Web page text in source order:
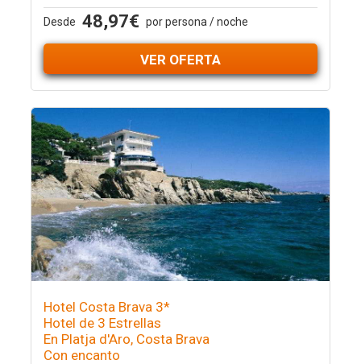
Desde 48,97€ por persona / noche
VER OFERTA
Hotel Costa Brava 3*
Hotel de 3 Estrellas
En Platja d'Aro, Costa Brava
Con encanto